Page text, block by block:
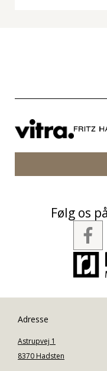
Følg os
Adresse
Astrupvej 1
8370 Hadsten